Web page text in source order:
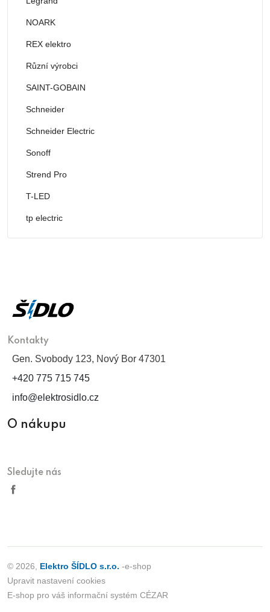
NOARK
REX elektro
Různí výrobci
SAINT-GOBAIN
Schneider
Schneider Electric
Sonoff
Strend Pro
T-LED
tp electric
Kontakty
Gen. Svobody 123, Nový Bor 47301
+420 775 715 745
info@elektrosidlo.cz
O nákupu
Sledujte nás
© 2026, Elektro ŠÍDLO s.r.o. -e-shop
Upravit nastavení cookies
E-shop pro váš informační systém CÉZAR